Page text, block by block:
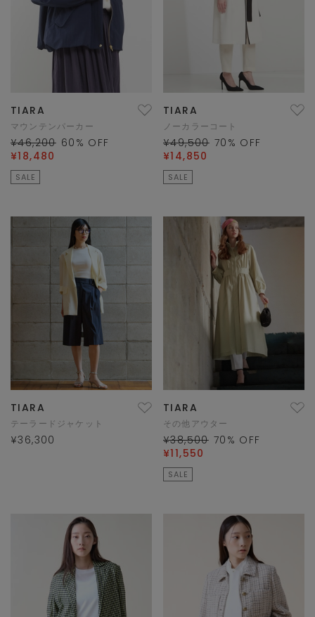
TIARA
マウンテンパーカー
¥46,200 60 % OFF
¥18,480
SALE
TIARA
ノーカラーコート
¥49,500 70 % OFF
¥14,850
SALE
TIARA
テーラードジャケット
¥36,300
TIARA
その他アウター
¥38,500 70 % OFF
¥11,550
SALE